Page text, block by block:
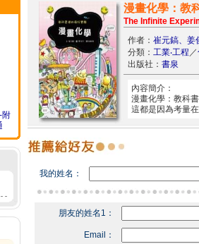
附
漫畫化學：教
The Infinite
作者： 崔元鎬、姜
分類： 工業‧工程 ／
出版社： 書泉
內容簡介：
漫畫化學：教科
這都是因為考量
我的姓名：
朋友的姓名1：
Email：